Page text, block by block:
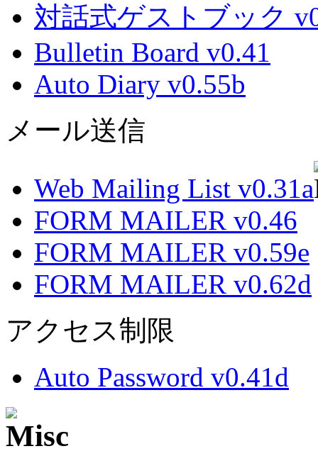
対話式ゲストブック
Bulletin Board v0.41
Auto Diary v0.55b
メール送信
Web Mailing List v0.31a
FORM MAILER v0.46
FORM MAILER v0.59e
FORM MAILER v0.62d
アクセス制限
Auto Password v0.41d